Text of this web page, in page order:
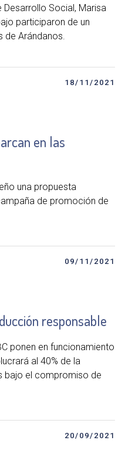
Social, Marisa
participaron de un
de Arándanos.
18/11/2021
en las
una propuesta
de promoción de
09/11/2021
responsable
ponen en funcionamiento
al 40% de la
bajo el compromiso de
20/09/2021